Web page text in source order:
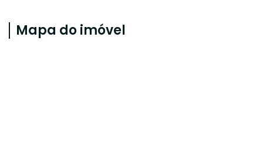
Mapa do imóvel